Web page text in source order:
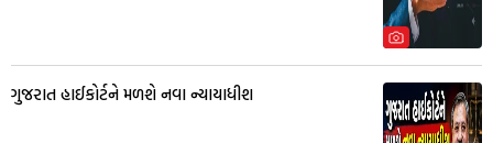
ગુજરાત હાઈકોર્ટને મળશે નવા ન્યાયાધીશ